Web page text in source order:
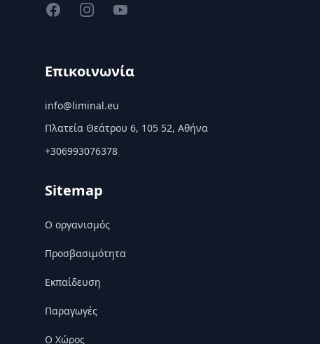
FacebookInstagramYouTube
Επικοινωνία
info@liminal.eu
Πλατεία Θεάτρου 6, 105 52, Αθήνα
+306993076378
Sitemap
Ο οργανισμός
Προσβασιμότητα
Εκπαίδευση
Παραγωγές
Ο Χώρος